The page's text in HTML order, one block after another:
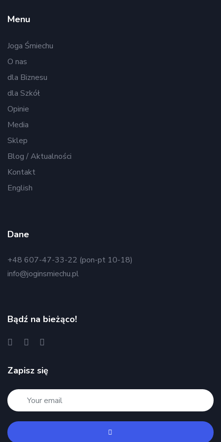
Menu
Joga Śmiechu
O nas
dla Biznesu
dla Szkół
Opinie
Media
Sklep
Blog / Aktualności
Kontakt
English
Dane
+48 607-47-33-22 (pon-pt 10-18)
info@joginsmiechu.pl
Bądź na bieżąco!
Zapisz się